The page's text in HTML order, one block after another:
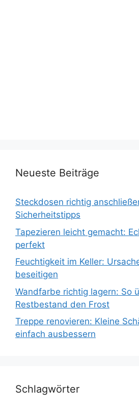
Neueste Beiträge
Steckdosen richtig
Sicherheitstipps
Tapezieren leicht gemacht:
perfekt
Feuchtigkeit im Keller:
beseitigen
Wandfarbe richtig lagern: So
Restbestand den Frost
Treppe renovieren: Kleine
einfach ausbessern
Schlagwörter